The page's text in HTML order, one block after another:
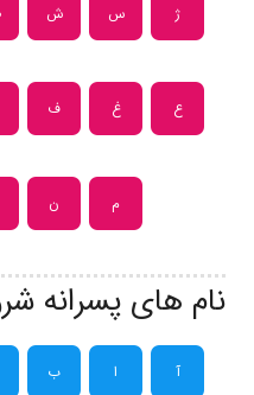
ژ س ش
ع غ ف
م ن
نام های پسرانه
آ ا ب